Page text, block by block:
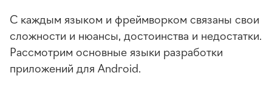
С каждым языком и фреймворком связаны свои
сложности и нюансы, достоинства и недостатки.
Рассмотрим основные языки разработки
приложений для Android.